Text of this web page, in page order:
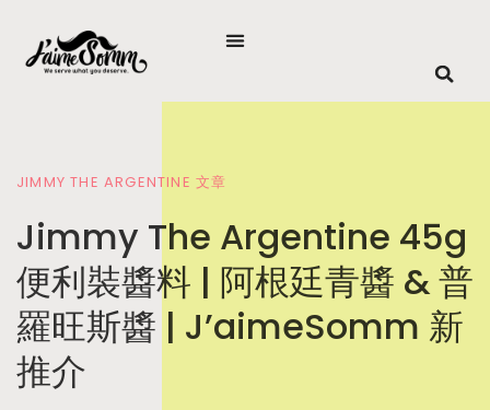
JIMMY THE ARGENTINE 文章
Jimmy The Argentine 45g
便利裝醬料 | 阿根廷青醬 & 普
羅旺斯醬 | J’aimeSomm 新
推介
CASUSGRILL 文章
露營燒烤嘅便攜式工具選擇
去露營燒烤嘅時候，選擇合適嘅便攜工具可以令你更輕鬆享
受戶外燒烤樂趣！今次同大家介紹幾款適合露營使用嘅燒烤
工具，讓你隨時隨地享受美味。
CASUSGRILL 文章 POPULAR
丹麥CasusGrill 一次性無火
環保燒烤爐
將北歐對生活、對自然的熱愛帶到香港。丹麥CasusGrill無
火環保燒烤爐獲奬無數，設計方便精簡，但效能超卓，主打
CASUSGRILL 文章
屋企露台必備，CasusGrill™
丹麥環保燒烤爐｜5分鐘即開
即燒
想去野餐沙灘BBQ但驚麻煩？CasusGrill™ 一次性環保燒烤
CASUSGRILL 文章
CASUS 環保野餐餐具 – 唔好
再用嗰啲軟淋淋嘅紙碟啦！​
想去野餐燒烤又驚餐具質素差？CASUS™ 環保野餐餐具
Set 一袋搞掂四人份，採用竹與甘蔗纖維，堅韌防滲，為你
CASUSGRILL 文章
懶人野餐指南 –
J’aimeSomm 為你準備好嘅
高級戶外盛宴
想去懶人野餐又怕麻煩？J'aimeSomm 嚴選 CASUS™ 環